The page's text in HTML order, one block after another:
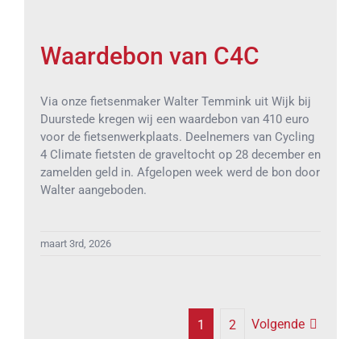
Waardebon van C4C
Via onze fietsenmaker Walter Temmink uit Wijk bij
Duurstede kregen wij een waardebon van 410 euro
voor de fietsenwerkplaats. Deelnemers van Cycling
4 Climate fietsten de graveltocht op 28 december en
zamelden geld in. Afgelopen week werd de bon door
Walter aangeboden.
maart 3rd, 2026
1 2 Volgende